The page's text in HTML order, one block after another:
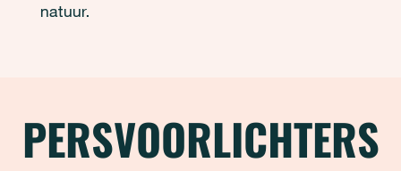
natuur.
PERSVOORLICHTERS